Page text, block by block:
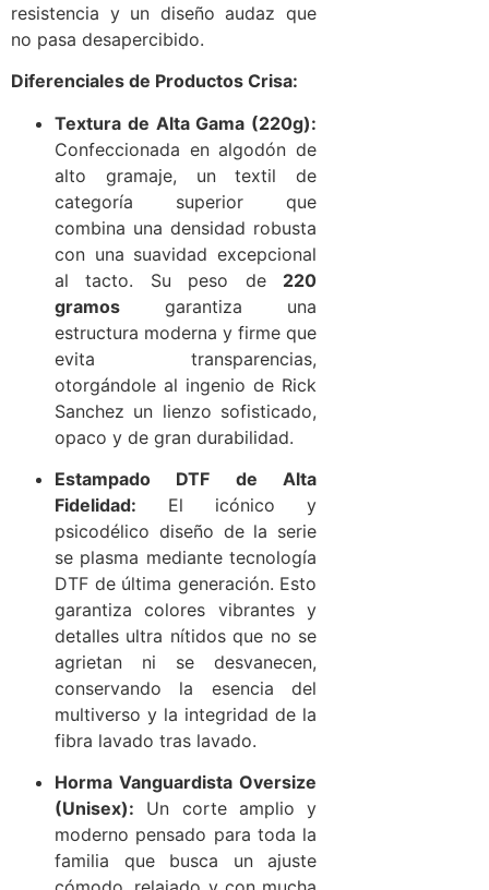
resistencia y un diseño audaz que
no pasa desapercibido.
Diferenciales de Productos Crisa:
Textura de Alta Gama (220g):
Confeccionada en algodón de
alto gramaje, un textil de
categoría superior que
combina una densidad robusta
con una suavidad excepcional
al tacto. Su peso de 220
gramos garantiza una
estructura moderna y firme que
evita transparencias,
otorgándole al ingenio de Rick
Sanchez un lienzo sofisticado,
opaco y de gran durabilidad.
Estampado DTF de Alta
Fidelidad: El icónico y
psicodélico diseño de la serie
se plasma mediante tecnología
DTF de última generación. Esto
garantiza colores vibrantes y
detalles ultra nítidos que no se
agrietan ni se desvanecen,
conservando la esencia del
multiverso y la integridad de la
fibra lavado tras lavado.
Horma Vanguardista Oversize
(Unisex): Un corte amplio y
moderno pensado para toda la
familia que busca un ajuste